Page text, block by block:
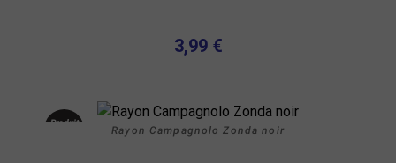
3,99 €
Produit
Rayon Campagnolo Zonda noir